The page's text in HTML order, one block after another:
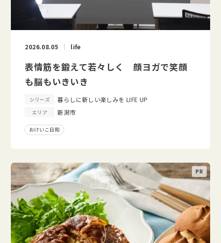
2026.08.05 life
表情筋を鍛えて若々しく 顔ヨガで笑顔
も脳もいきいき
シリーズ 暮らしに新しい楽しみを LIFE UP
エリア 新潟市
おけいこ日和